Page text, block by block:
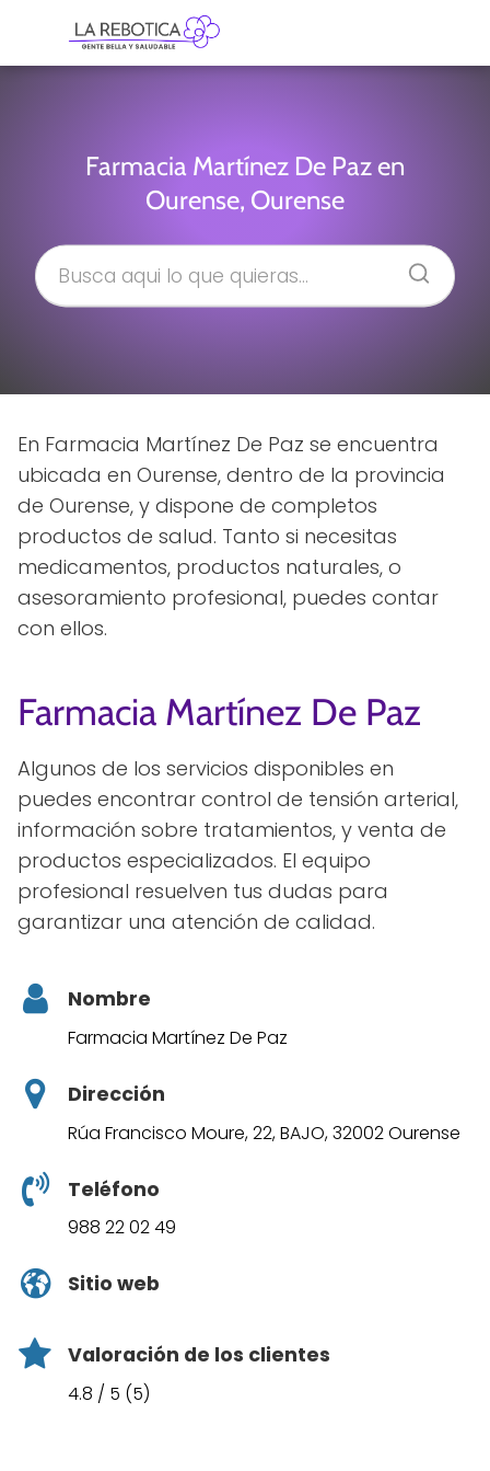
Farmacia Martínez De Paz en
Ourense, Ourense
En Farmacia Martínez De Paz se encuentra
ubicada en Ourense, dentro de la provincia
de Ourense, y dispone de completos
productos de salud. Tanto si necesitas
medicamentos, productos naturales, o
asesoramiento profesional, puedes contar
con ellos.
Farmacia Martínez De Paz
Algunos de los servicios disponibles en
puedes encontrar control de tensión arterial,
información sobre tratamientos, y venta de
productos especializados. El equipo
profesional resuelven tus dudas para
garantizar una atención de calidad.
Nombre
Farmacia Martínez De Paz
Dirección
Rúa Francisco Moure, 22, BAJO, 32002 Ourense
Teléfono
988 22 02 49
Sitio web
Valoración de los clientes
4.8 / 5 (5)